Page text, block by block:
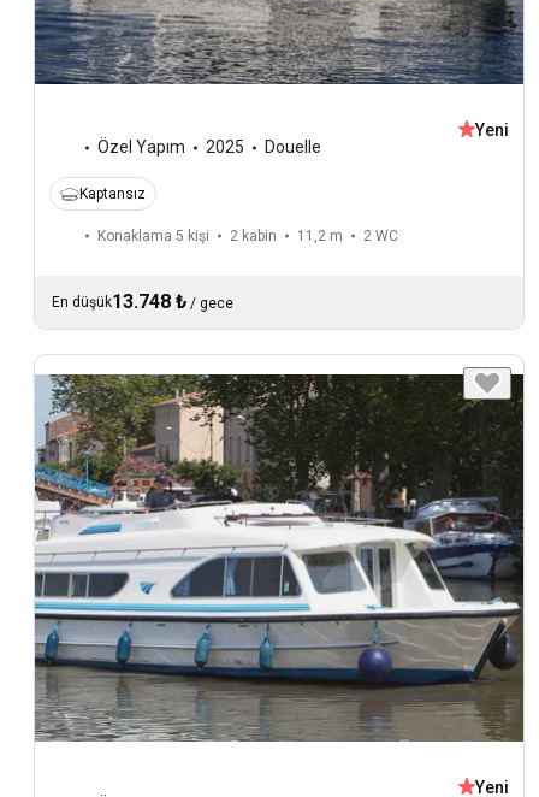
Özel Yapım 2025 Douelle
Yeni
Kaptansız
Konaklama 5 kişi 2 kabin 11,2 m 2 WC
En düşük13.748 ₺ / gece
Yeni